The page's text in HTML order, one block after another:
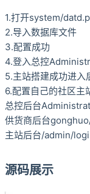
1.打开system/
2.导入数据库文件
3.配置成功
4.登入总控
5.主站搭建成功进
6.配置自己的社区主
总控后台
供货商后台
主站后台/admin/
源码展示